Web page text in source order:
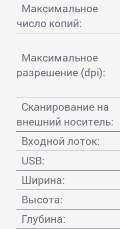
Максимальное
число копий:
Максимальное
разрешение (dpi):
Сканирование на
внешний носитель:
Входной лоток:
USB:
Ширина:
Высота:
Глубина: